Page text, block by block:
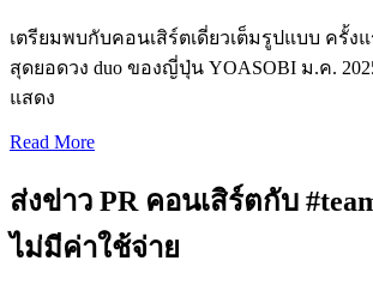
เตรียมพบกับคอนเสิร์ตเดี่ยวเต็มรูปแบบ ครั้ง
สุดยอดวง duo ของญี่ปุ่น YOASOBI ม.ค.
แสดง
Read More
ส่งข่าว PR คอนเสิร์ตกับ
ไม่มีค่าใช้จ่าย